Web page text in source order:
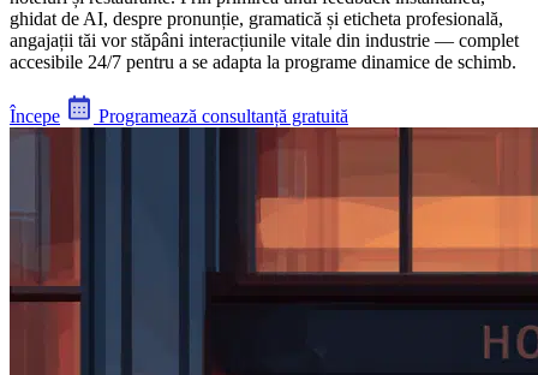
ghidat de AI, despre pronunție, gramatică și eticheta profesională,
angajații tăi vor stăpâni interacțiunile vitale din industrie — complet
accesibile 24/7 pentru a se adapta la programe dinamice de schimb.
Începe Programează consultanță gratuită